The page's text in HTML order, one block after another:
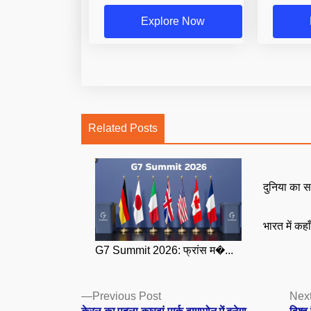
Explore Now
Related Posts
G7 Summit 2026: फ्रांस म�...
दुनिया का
भारत में
Posts
Previous PostPrevious
post: